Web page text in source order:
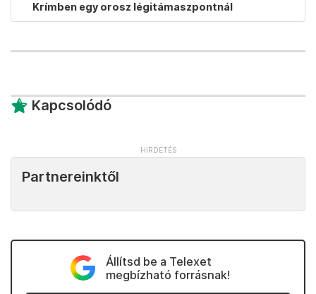
Krímben egy orosz légitámaszpontnál
Kapcsolódó
Partnereinktől
Állítsd be a Telexet
megbízható forrásnak!